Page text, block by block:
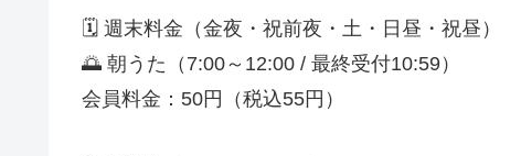
🗓 週末料金（金夜・祝前夜・土・日昼・祝昼）
🌅 朝うた（7:00～12:00 / 最終受付10:59）
会員料金：50円（税込55円）